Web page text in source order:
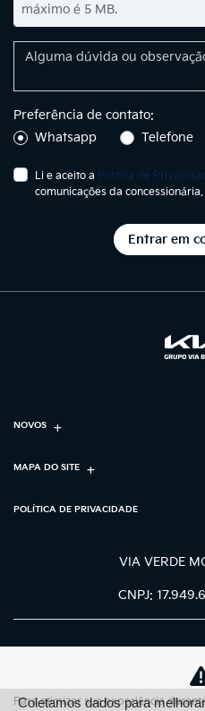
máximo é 5 MB.
Preferência de contato:
Whatsapp
Telefone
Li e aceito a Política de
comunicações da concessionária.
Entrar em
NOVOS
MAPA DO SITE
POLÍTICA DE PRIVACIDADE
VIA VERDE
CNPJ:
Para otimizar sua experiência
Coletamos dados para